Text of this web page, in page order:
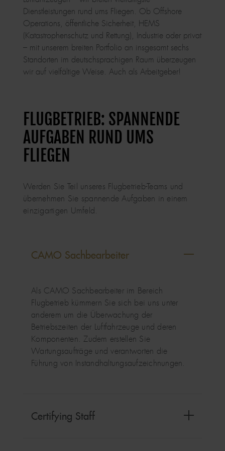
Dienstleistungen rund ums Fliegen. Ob Offshore
Operations, öffentliche Sicherheit, HEMS
(Katastrophenschutz und Rettung), Industrie oder privat
– mit unserem breiten Portfolio an insgesamt sechs
Standorten im deutschsprachigen Raum überzeugen
wir auf vielfältige Weise. Auch als Arbeitgeber!
FLUGBETRIEB: SPANNENDE
AUFGABEN RUND UMS
FLIEGEN
Werden Sie Teil unseres Flugbetrieb-Teams und
übernehmen Sie spannende Aufgaben in einem
einzigartigen Umfeld.
CAMO Sachbearbeiter
Als CAMO Sachbearbeiter im Bereich
Flugbetrieb kümmern Sie sich bei uns unter
anderem um die Überwachung der
Betriebszeiten der Luftfahrzeuge und deren
Komponenten. Zudem erstellen Sie
Wartungsaufträge und verantworten die
Führung von Instandhaltungsaufzeichnungen.
Certifying Staff